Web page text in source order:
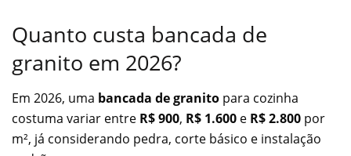
Quanto custa bancada de
granito em 2026?
Em 2026, uma bancada de granito para cozinha
costuma variar entre R$ 900, R$ 1.600 e R$ 2.800 por
m², já considerando pedra, corte básico e instalação